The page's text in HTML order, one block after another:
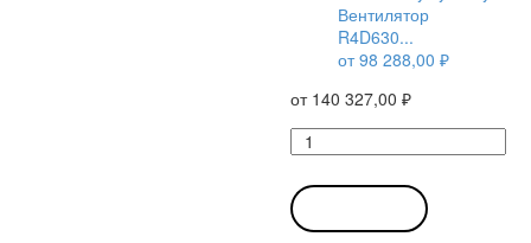
Вентилятор
R4D630...
от98 288,00 ₽
от 140 327,00 ₽
Количество
товара
Вентилятор
R4D630-
RB15-